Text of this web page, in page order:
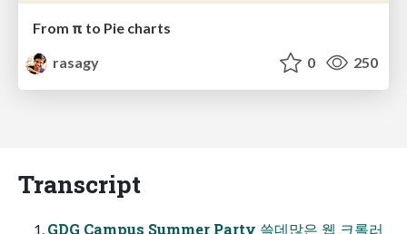
From π to Pie charts
rasagy
0 250
Transcript
GDG Campus Summer Party 쓸데많은 웹 크롤러